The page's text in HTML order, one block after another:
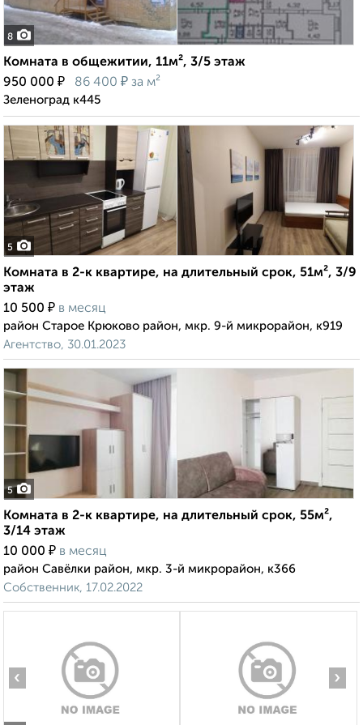
8
Комната в общежитии, 11м², 3/5 этаж
950 000 ₽ 86 400 ₽ за м²
Зеленоград к445
5
Комната в 2-к квартире, на длительный срок, 51м², 3/9
этаж
10 500 ₽ в месяц
район Старое Крюково район, мкр. 9-й микрорайон, к919
Агентство, 30.01.2023
5
Комната в 2-к квартире, на длительный срок, 55м²,
3/14 этаж
10 000 ₽ в месяц
район Савёлки район, мкр. 3-й микрорайон, к366
Собственник, 17.02.2022
‹ ›